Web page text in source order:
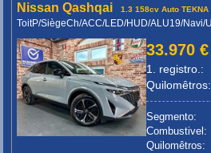
Nissan Qashqai 1.3 158cv Auto TEKNA
ToitP/SiègeCh/ACC/LED/HUD/ALU19/Navi/
33.970
1. registro.:
Quilomêtros:
Segmento:
Combustivel:
Quilomêtros: